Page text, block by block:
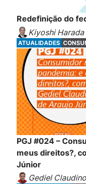
Redefinição do
Kiyoshi Harada
ATUALIDADES
PGJ #024 –
meus direitos?,
Júnior
Gediel